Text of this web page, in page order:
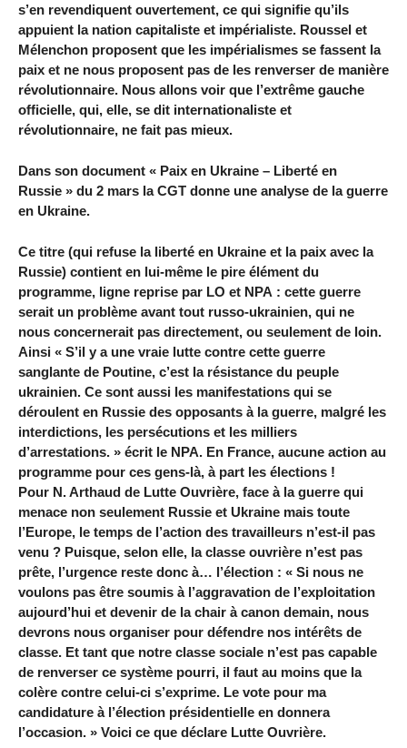
s’en revendiquent ouvertement, ce qui signifie qu’ils
appuient la nation capitaliste et impérialiste. Roussel et
Mélenchon proposent que les impérialismes se fassent la
paix et ne nous proposent pas de les renverser de manière
révolutionnaire. Nous allons voir que l’extrême gauche
officielle, qui, elle, se dit internationaliste et
révolutionnaire, ne fait pas mieux.
Dans son document « Paix en Ukraine – Liberté en
Russie » du 2 mars la CGT donne une analyse de la guerre
en Ukraine.
Ce titre (qui refuse la liberté en Ukraine et la paix avec la
Russie) contient en lui-même le pire élément du
programme, ligne reprise par LO et NPA : cette guerre
serait un problème avant tout russo-ukrainien, qui ne
nous concernerait pas directement, ou seulement de loin.
Ainsi « S’il y a une vraie lutte contre cette guerre
sanglante de Poutine, c’est la résistance du peuple
ukrainien. Ce sont aussi les manifestations qui se
déroulent en Russie des opposants à la guerre, malgré les
interdictions, les persécutions et les milliers
d’arrestations. » écrit le NPA. En France, aucune action au
programme pour ces gens-là, à part les élections !
Pour N. Arthaud de Lutte Ouvrière, face à la guerre qui
menace non seulement Russie et Ukraine mais toute
l’Europe, le temps de l’action des travailleurs n’est-il pas
venu ? Puisque, selon elle, la classe ouvrière n’est pas
prête, l’urgence reste donc à… l’élection : « Si nous ne
voulons pas être soumis à l’aggravation de l’exploitation
aujourd’hui et devenir de la chair à canon demain, nous
devrons nous organiser pour défendre nos intérêts de
classe. Et tant que notre classe sociale n’est pas capable
de renverser ce système pourri, il faut au moins que la
colère contre celui-ci s’exprime. Le vote pour ma
candidature à l’élection présidentielle en donnera
l’occasion. » Voici ce que déclare Lutte Ouvrière.